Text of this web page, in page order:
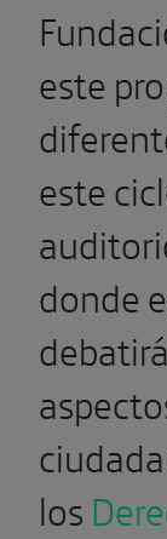
este
este
donde
los